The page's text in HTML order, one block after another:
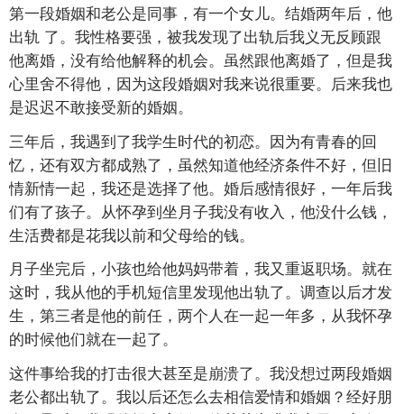
第一段婚姻和老公是同事，有一个女儿。结婚两年后，他
出轨 了。我性格要强，被我发现了出轨后我义无反顾跟
他离婚，没有给他解释的机会。虽然跟他离婚了，但是我
心里舍不得他，因为这段婚姻对我来说很重要。后来我也
是迟迟不敢接受新的婚姻。
三年后，我遇到了我学生时代的初恋。因为有青春的回
忆，还有双方都成熟了，虽然知道他经济条件不好，但旧
情新情一起，我还是选择了他。婚后感情很好，一年后我
们有了孩子。从怀孕到坐月子我没有收入，他没什么钱，
生活费都是花我以前和父母给的钱。
月子坐完后，小孩也给他妈妈带着，我又重返职场。就在
这时，我从他的手机短信里发现他出轨了。调查以后才发
生，第三者是他的前任，两个人在一起一年多，从我怀孕
的时候他们就在一起了。
这件事给我的打击很大甚至是崩溃了。我没想过两段婚姻
老公都出轨了。我以后还怎么去相信爱情和婚姻？经好朋